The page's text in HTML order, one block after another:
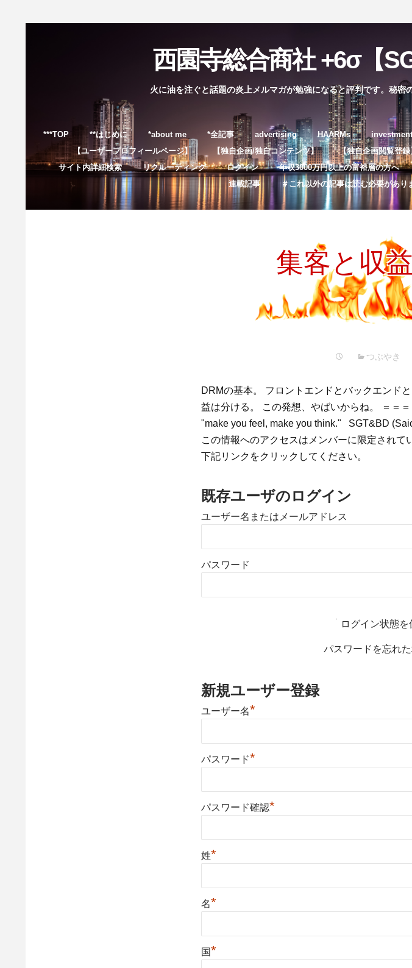
西園寺総合商社 +6σ【
火に油を注ぐと話題の炎上メルマガが勉強になると評判です。秘密
***TOP **はじめに *about me *全記事 advertising HAARMs investment
【ユーザープロフィールページ】
【独自企画/独自コンテンツ】 【独自企画閲覧登録
サイト内詳細検索
リクルーティング ログイン 年収3000万円以上の富裕層の方へ
連載記事
＃これ以外の記事は読む必要があり
集客と収
つぶやき
DRMの基本。 フロントエンドとバックエンド
益は分ける。 この発想、やばいからね。 ＝＝
"make you feel, make you think." SGT&BD
この情報へのアクセスはメンバーに限定され
下記リンクをクリックしてください。
既存ユーザのログイン
ユーザー名またはメールアドレス
パスワード
ログイン状態を
パスワードを忘れ
新規ユーザー登録
ユーザー名*
パスワード*
パスワード確認*
姓*
名*
国*